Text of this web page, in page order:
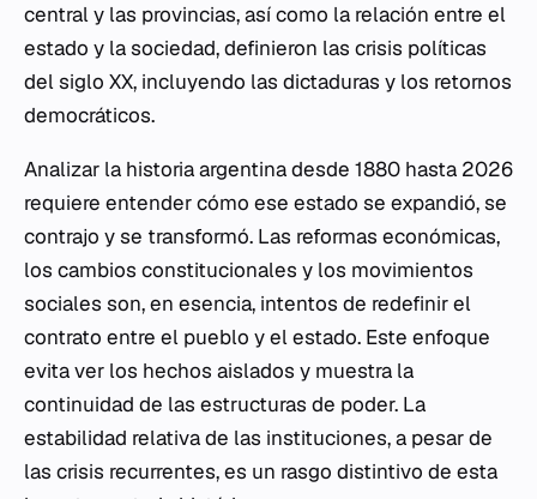
central y las provincias, así como la relación entre el
estado y la sociedad, definieron las crisis políticas
del siglo XX, incluyendo las dictaduras y los retornos
democráticos.
Analizar la historia argentina desde 1880 hasta 2026
requiere entender cómo ese estado se expandió, se
contrajo y se transformó. Las reformas económicas,
los cambios constitucionales y los movimientos
sociales son, en esencia, intentos de redefinir el
contrato entre el pueblo y el estado. Este enfoque
evita ver los hechos aislados y muestra la
continuidad de las estructuras de poder. La
estabilidad relativa de las instituciones, a pesar de
las crisis recurrentes, es un rasgo distintivo de esta